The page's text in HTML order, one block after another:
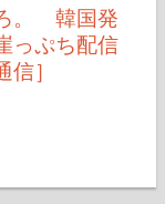
。 韓国発
っぷち配信
］